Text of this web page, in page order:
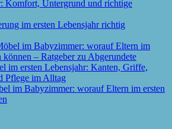
im ersten Lebensjahr richtig
im Babyzimmer: worauf Eltern im ersten